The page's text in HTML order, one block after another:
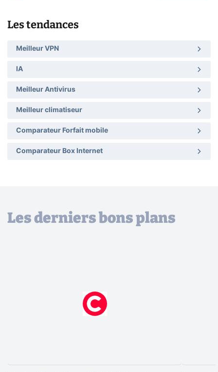
Les tendances
Meilleur VPN
IA
Meilleur Antivirus
Meilleur climatiseur
Comparateur Forfait mobile
Comparateur Box Internet
Les derniers bons plans